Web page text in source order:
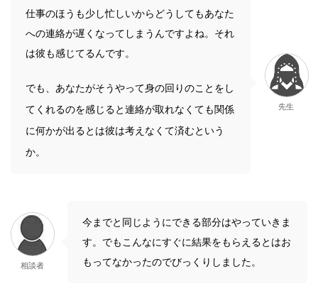
仕事のほうも少し忙しいからどうしてもあなた
への連絡が遅くなってしまうんですよね。それ
は彼も感じてるんです。
でも、あなたがそうやって身の回りのことをし
てくれるのを感じると連絡が取れなくても関係
に何かが出るとは彼は考えなくて済むという
か。
先生
相談者
今までと同じようにできる部分はやっていきま
す。でもこんなにすぐに結果をもらえるとはお
もってなかったのでびっくりしました。